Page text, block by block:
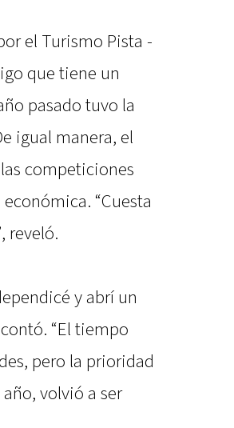
el Turismo Pista -
que tiene un
pasado tuvo la
igual manera, el
competiciones
“Cuesta
reveló.
y abrí un
“El tiempo
pero la prioridad
volvió a ser